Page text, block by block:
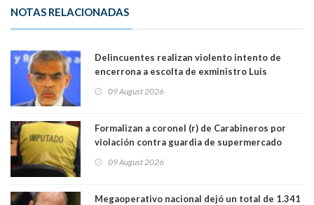
NOTAS RELACIONADAS
Delincuentes realizan violento intento de
encerrona a escolta de exministro Luis
Lo Espejo
09 August 2026
Formalizan a coronel (r) de Carabineros por
violación contra guardia de supermercado
09 August 2026
Megaoperativo nacional dejó un total de 1.341